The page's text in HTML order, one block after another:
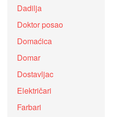
Dadilja
Doktor posao
Domaćica
Domar
Dostavljac
Električari
Farbari